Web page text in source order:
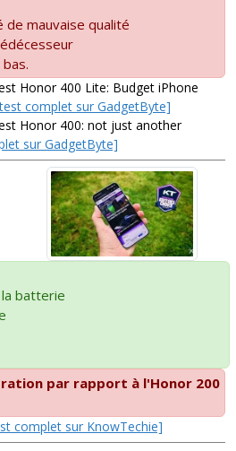
de mauvaise qualité
Honor 400 Lite: Budget iPhone
complet sur GadgetByte]
Honor 400: not just another
sur GadgetByte]
batterie
par rapport à l'Honor 200
complet sur KnowTechie]